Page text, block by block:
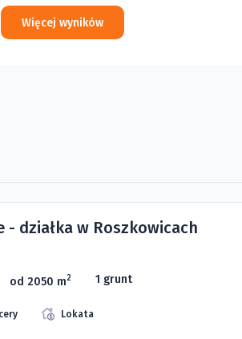
Więcej wyników
- działka w Roszkowicach
od 2050 m2 1 grunt
Lokata